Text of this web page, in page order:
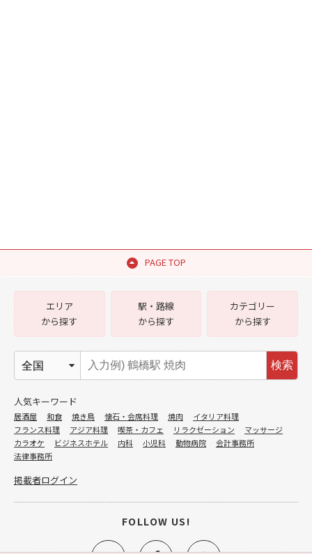
PAGE TOP
エリア
から探す
駅・路線
から探す
カテゴリー
から探す
検索
人気キーワード
居酒屋 和食 焼き鳥 懐石・会席料理 焼肉
イタリア料理
フランス料理
アジア料理 喫茶・カフェ リラクゼーション
マッサージ
カラオケ
ビジネスホテル 内科 小児科 動物病院
会計事務所
法律事務所
掲載者ログイン
FOLLOW US!